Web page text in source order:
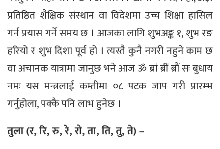
प्रतिष्ठित शैक्षिक संस्थान वा विदेशमा उच्च शिक्षा हासिल
गर्न प्रयास गर्ने समय छ । आजका लागि शुभअङ्क १, शुभ रङ
हरियो र शुभ दिशा पूर्व हो । त्यस्तै कुनै नगरी नहुने काम छ
वा अचानक यात्रामा जानुछ भने आज ॐ ब्रां ब्रीं ब्रौं सः बुधाय
नमः यस मन्त्रलाई कम्तीमा ०८ पटक जाप गरी प्रारम्भ
गर्नुहोला, पक्कै पनि लाभ हुनेछ ।
तुला (र, रि, रु, रे, रो, ता, ति, तु, ते) –